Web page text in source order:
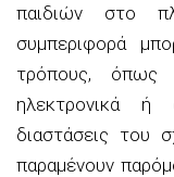
παιδιών στο
συμπεριφορά
τρόπους, όπως
ηλεκτρονικά ή
διαστάσεις του
παραμένουν